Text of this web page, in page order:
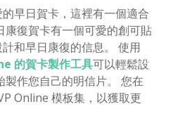
早日賀卡，這裡有一個適合
康復賀卡有一個可愛的創可貼
和早日康復的信息。 使用
的賀卡製作工具可以輕鬆設
作您自己的明信片。 您在
Online 模板集，以獲取更